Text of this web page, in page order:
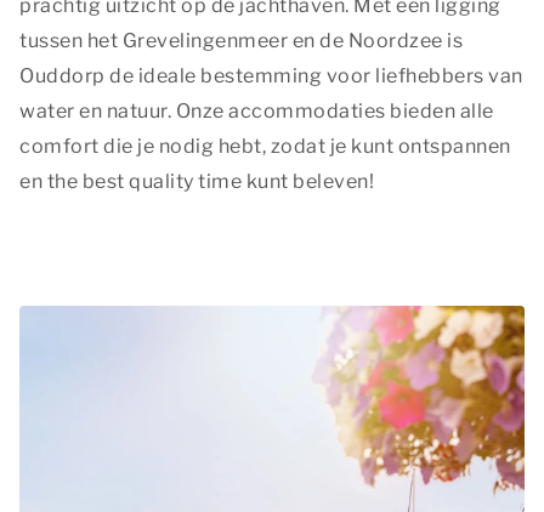
prachtig uitzicht op de jachthaven. Met een ligging
tussen het Grevelingenmeer en de Noordzee is
Ouddorp de ideale bestemming voor liefhebbers van
water en natuur. Onze accommodaties bieden alle
comfort die je nodig hebt, zodat je kunt ontspannen
en the best quality time kunt beleven!